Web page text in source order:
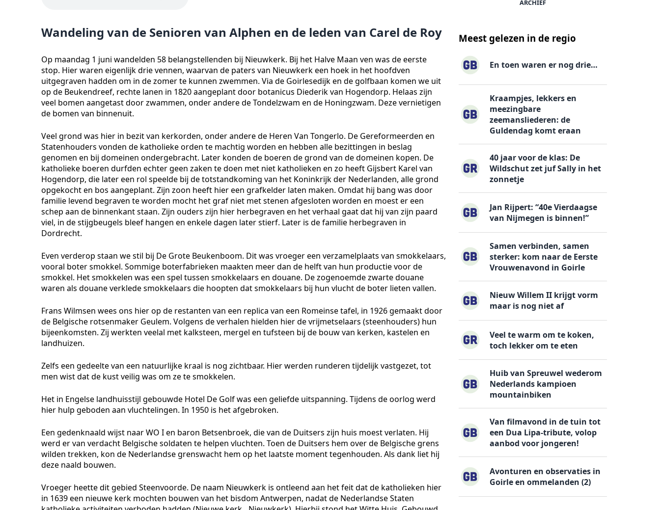
Wandeling van de Senioren van Alphen en de leden van Carel de Roy
Op maandag 1 juni wandelden 58 belangstellenden bij Nieuwkerk. Bij het Halve Maan ven was de eerste
stop. Hier waren eigenlijk drie vennen, waarvan de paters van Nieuwkerk een hoek in het hoofdven
uitgegraven hadden om in de zomer te kunnen zwemmen. Via de Goirlesedijk en de golfbaan komen we uit
op de Beukendreef, rechte lanen in 1820 aangeplant door botanicus Diederik van Hogendorp. Helaas zijn
veel bomen aangetast door zwammen, onder andere de Tondelzwam en de Honingzwam. Deze vernietigen
de bomen van binnenuit.
Veel grond was hier in bezit van kerkorden, onder andere de Heren Van Tongerlo. De Gereformeerden en
Statenhouders vonden de katholieke orden te machtig worden en hebben alle bezittingen in beslag
genomen en bij domeinen ondergebracht. Later konden de boeren de grond van de domeinen kopen. De
katholieke boeren durfden echter geen zaken te doen met niet katholieken en zo heeft Gijsbert Karel van
Hogendorp, die later een rol speelde bij de totstandkoming van het Koninkrijk der Nederlanden, alle grond
opgekocht en bos aangeplant. Zijn zoon heeft hier een grafkelder laten maken. Omdat hij bang was door
familie levend begraven te worden mocht het graf niet met stenen afgesloten worden en moest er een
schep aan de binnenkant staan. Zijn ouders zijn hier herbegraven en het verhaal gaat dat hij van zijn paard
viel, in de stijgbeugels bleef hangen en enkele dagen later stierf. Later is de familie herbegraven in
Dordrecht.
Even verderop staan we stil bij De Grote Beukenboom. Dit was vroeger een verzamelplaats van smokkelaars,
vooral boter smokkel. Sommige boterfabrieken maakten meer dan de helft van hun productie voor de
smokkel. Het smokkelen was een spel tussen smokkelaars en douane. De zogenoemde zwarte douane
waren als douane verklede smokkelaars die hoopten dat smokkelaars bij hun vlucht de boter lieten vallen.
Frans Wilmsen wees ons hier op de restanten van een replica van een Romeinse tafel, in 1926 gemaakt door
de Belgische rotsenmaker Geulem. Volgens de verhalen hielden hier de vrijmetselaars (steenhouders) hun
bijeenkomsten. Zij werkten veelal met kalksteen, mergel en tufsteen bij de bouw van kerken, kastelen en
landhuizen.
Zelfs een gedeelte van een natuurlijke kraal is nog zichtbaar. Hier werden runderen tijdelijk vastgezet, tot
men wist dat de kust veilig was om ze te smokkelen.
Het in Engelse landhuisstijl gebouwde Hotel De Golf was een geliefde uitspanning. Tijdens de oorlog werd
hier hulp geboden aan vluchtelingen. In 1950 is het afgebroken.
Een gedenknaald wijst naar WO I en baron Betsenbroek, die van de Duitsers zijn huis moest verlaten. Hij
werd er van verdacht Belgische soldaten te helpen vluchten. Toen de Duitsers hem over de Belgische grens
wilden trekken, kon de Nederlandse grenswacht hem op het laatste moment tegenhouden. Als dank liet hij
deze naald bouwen.
Vroeger heette dit gebied Steenvoorde. De naam Nieuwkerk is ontleend aan het feit dat de katholieken hier
in 1639 een nieuwe kerk mochten bouwen van het bisdom Antwerpen, nadat de Nederlandse Staten
ARCHIEF
Meest gelezen in de regio
En toen waren er nog drie…
Kraampjes, lekkers en
meezingbare
zeemansliederen: de
Guldendag komt eraan
40 jaar voor de klas: De
Wildschut zet juf Sally in het
zonnetje
Jan Rijpert: “40e Vierdaagse
van Nijmegen is binnen!”
Samen verbinden, samen
sterker: kom naar de Eerste
Vrouwenavond in Goirle
Nieuw Willem II krijgt vorm
maar is nog niet af
Veel te warm om te koken,
toch lekker om te eten
Huib van Spreuwel wederom
Nederlands kampioen
mountainbiken
Van filmavond in de tuin tot
een Dua Lipa-tribute, volop
aanbod voor jongeren!
Avonturen en observaties in
Goirle en ommelanden (2)